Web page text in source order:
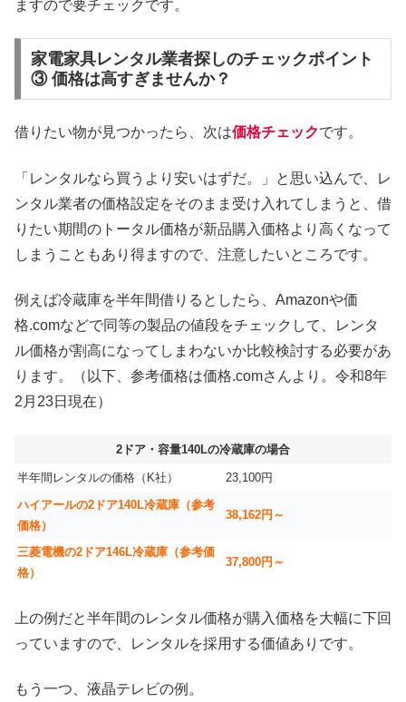
ますので要チェックです。
家電家具レンタル業者探しのチェックポイント
③ 価格は高すぎませんか？
借りたい物が見つかったら、次は価格チェックです。
「レンタルなら買うより安いはずだ。」と思い込んで、レ
ンタル業者の価格設定をそのまま受け入れてしまうと、借
りたい期間のトータル価格が新品購入価格より高くなって
しまうこともあり得ますので、注意したいところです。
例えば冷蔵庫を半年間借りるとしたら、Amazonや価
格.comなどで同等の製品の値段をチェックして、レンタ
ル価格が割高になってしまわないか比較検討する必要があ
ります。（以下、参考価格は価格.comさんより。令和8年
2月23日現在）
2ドア・容量140Lの冷蔵庫の場合
半年間レンタルの価格（K社）
23,100円
ハイアールの2ドア140L冷蔵庫（参考
価格）
38,162円～
三菱電機の2ドア146L冷蔵庫（参考価
格）
37,800円～
上の例だと半年間のレンタル価格が購入価格を大幅に下回
っていますので、レンタルを採用する価値ありです。
もう一つ、液晶テレビの例。